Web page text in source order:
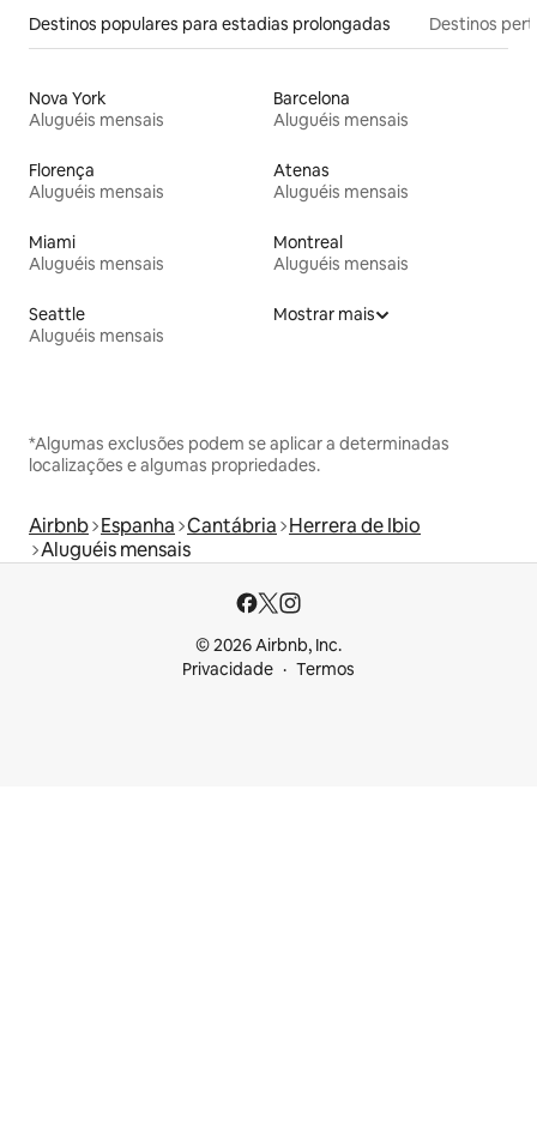
Destinos populares para estadias prolongadas Destinos
Nova York
Aluguéis mensais
Barcelona
Aluguéis mensais
Florença
Aluguéis mensais
Atenas
Aluguéis mensais
Miami
Aluguéis mensais
Montreal
Aluguéis mensais
Seattle
Aluguéis mensais
Mostrar mais
*Algumas exclusões podem se aplicar a determinadas
localizações e algumas propriedades.
Airbnb Espanha Cantábria Herrera de Ibio
Aluguéis mensais
© 2026 Airbnb, Inc.
Privacidade
Termos